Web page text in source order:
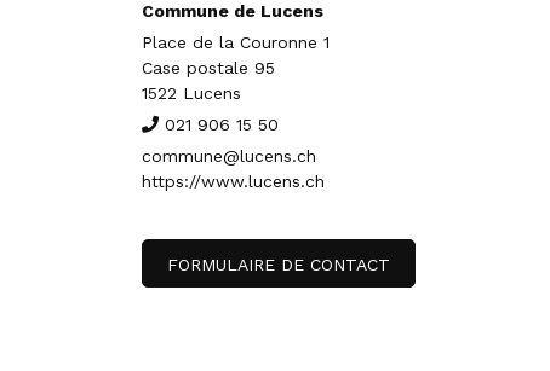
Commune de Lucens
Place de la Couronne 1
Case postale 95
1522 Lucens
021 906 15 50
commune@lucens.ch
https://www.lucens.ch
FORMULAIRE DE CONTACT